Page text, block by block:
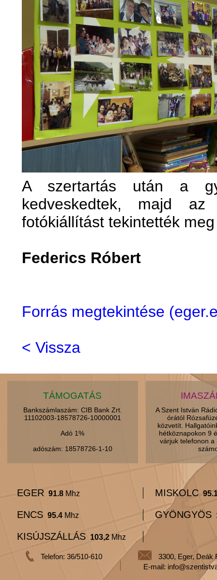
A szertartás után a
kedveskedtek, majd
fotókiállítást tekintették
Federics Róbert
Forrás megtekintése
< Vissza
TÁMOGATÁS
Bankszámlaszám: CIB Bank Zrt.
11102003-18578726-10000001
Adó 1%
adószám: 18578726-1-10
A Szent István
órától
közvetít.
hétköznapokon 9
várjuk telefonon
EGER 91.8 Mhz MISKOLC
ENCS 95.4 Mhz GYÖNGYÖS
KISÚJSZÁLLÁS 103,2 Mhz
Telefon: 36/510-610
3300, Eger, Deák
E-mail: